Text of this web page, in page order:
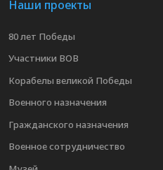
Наши проекты
80 лет Победы
Участники ВОВ
Корабелы великой Победы
Военного назначения
Гражданского назначения
Военное сотрудничество